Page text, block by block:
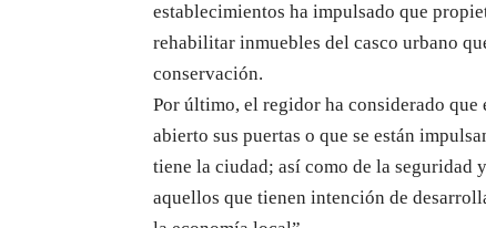
establecimientos ha impulsado que
rehabilitar inmuebles del casco urbano
conservación.
Por último, el regidor ha considerado que
abierto sus puertas o que se están
tiene la ciudad; así como de la
aquellos que tienen intención de